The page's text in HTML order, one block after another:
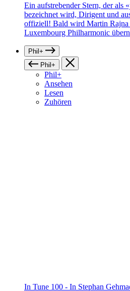
Ein aufstrebender Stern, der als
bezeichnet wird, Dirigent und
offiziell! Bald wird Martin Rajna
Luxembourg Philharmonic
Phil+
Phil+
Phil+
Ansehen
Lesen
Zuhören
In Tune 100 - In Stephan